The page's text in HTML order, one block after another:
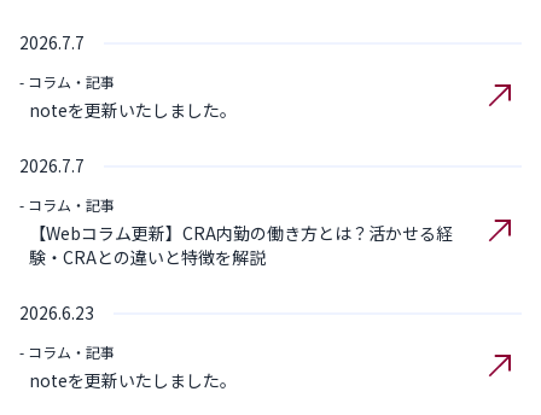
2026.7.7
- コラム・記事
noteを更新いたしました。
2026.7.7
- コラム・記事
【Webコラム更新】CRA内勤の働き方とは？活かせる経
験・CRAとの違いと特徴を解説
2026.6.23
- コラム・記事
noteを更新いたしました。